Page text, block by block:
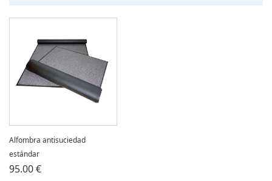
Alfombra antisuciedad
estándar
95.00 €